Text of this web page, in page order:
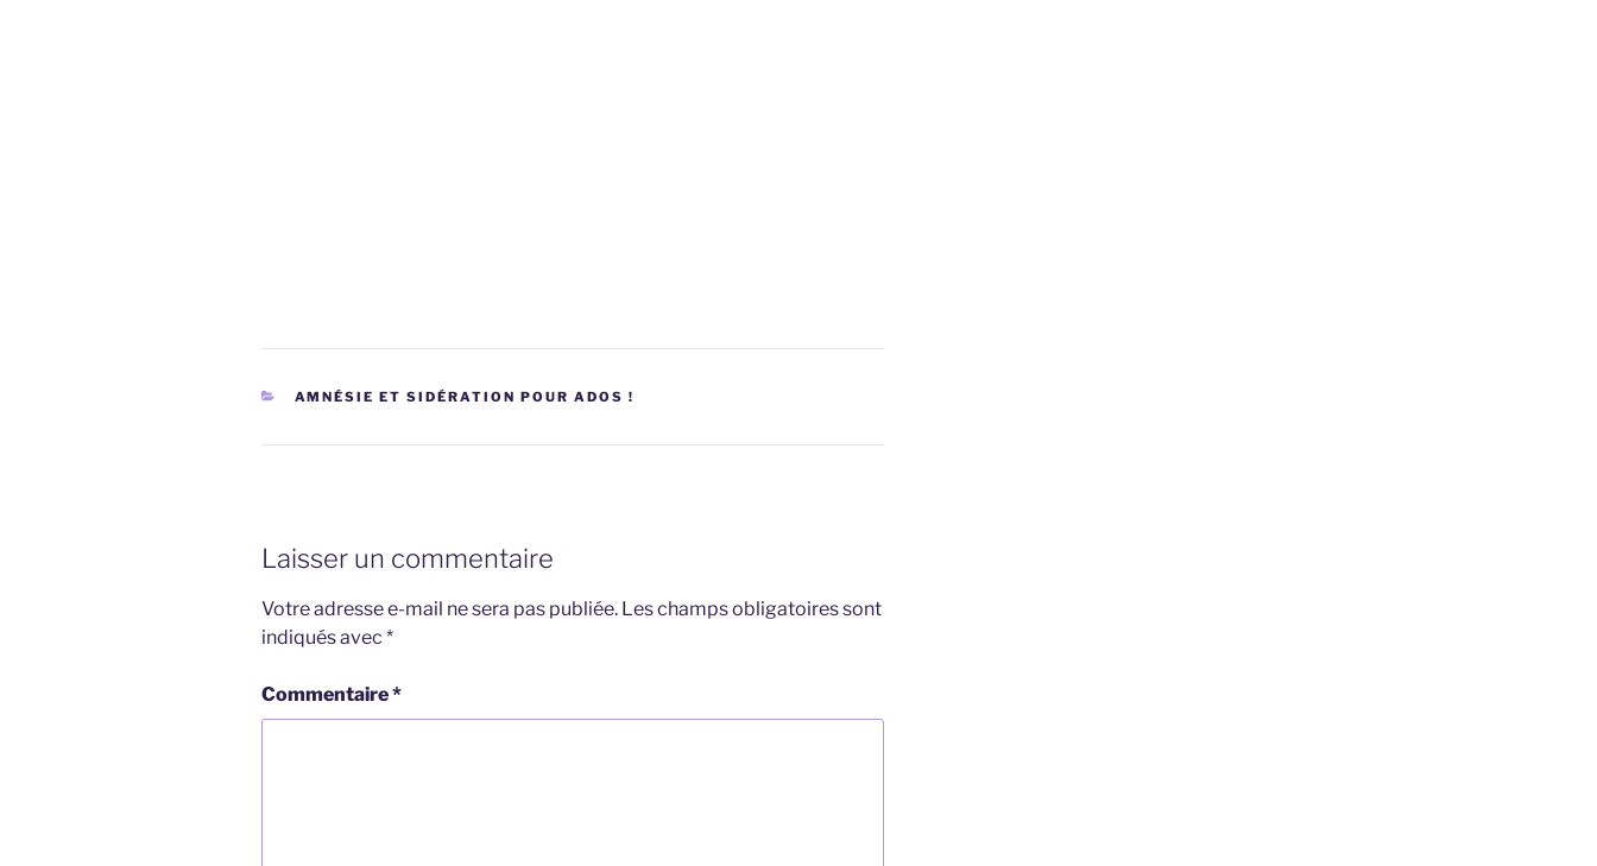
CATÉGORIES
AMNÉSIE ET SIDÉRATION POUR ADOS !
Laisser un commentaire
Votre adresse e-mail ne sera pas publiée. Les champs obligatoires sont
indiqués avec *
Commentaire*